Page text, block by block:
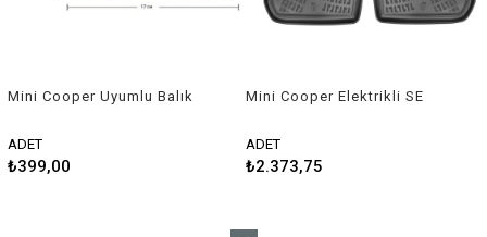
Mini Cooper Uyumlu Balık
ADET
₺399,00
Mini Cooper Elektrikli SE
ADET
₺2.373,75